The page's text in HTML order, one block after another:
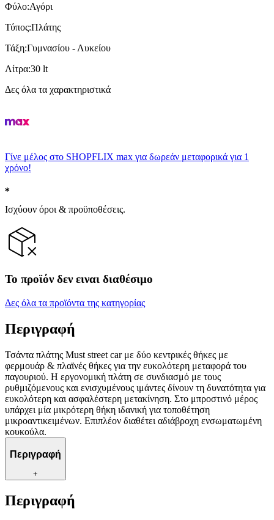
Φύλο:Αγόρι
Τύπος:Πλάτης
Τάξη:Γυμνασίου - Λυκείου
Λίτρα:30 lt
Δες όλα τα χαρακτηριστικά
Γίνε μέλος στο SHOPFLIX max για δωρεάν μεταφορικά για 1
χρόνο!
Ισχύουν όροι & προϋποθέσεις.
Το προϊόν δεν ειναι διαθέσιμο
Δες όλα τα προϊόντα της κατηγορίας
Περιγραφή
Τσάντα πλάτης Must street car με δύο κεντρικές θήκες με
φερμουάρ & πλαϊνές θήκες για την ευκολότερη μεταφορά του
παγουριού. Η εργονομική πλάτη σε συνδιασμό με τους
ρυθμιζόμενους και ενισχυμένους ιμάντες δίνουν τη δυνατότητα για
ευκολότερη και ασφαλέστερη μετακίνηση. Στο μπροστινό μέρος
υπάρχει μία μικρότερη θήκη ιδανική για τοποθέτηση
μικροαντικειμένων. Επιπλέον διαθέτει αδιάβροχη ενσωματωμένη
κουκούλα.
Περιγραφή
+
Περιγραφή